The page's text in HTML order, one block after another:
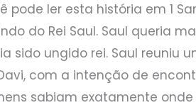
pode ler esta história em 1
do Rei Saul. Saul queria
sido ungido rei. Saul reuniu
com a intenção de
sabiam exatamente